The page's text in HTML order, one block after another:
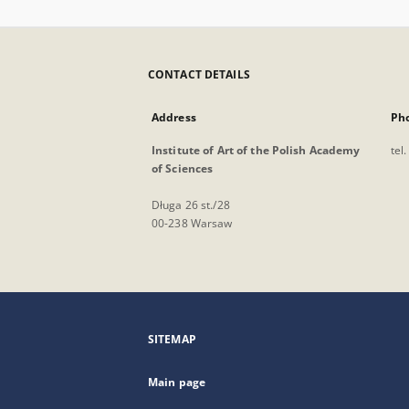
CONTACT DETAILS
Address
Institute of Art of the Polish Academy
of Sciences
Długa 26 st./28
00-238 Warsaw
tel.
SITEMAP
Main page